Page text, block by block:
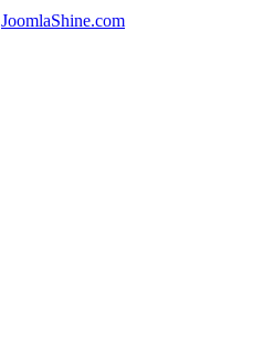
JoomlaShine.com